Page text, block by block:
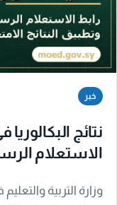
خبر
الاستعلام